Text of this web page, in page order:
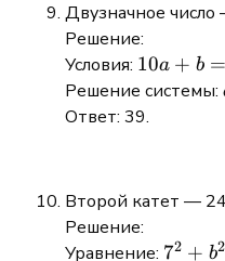
Двузначное число
Решение:
Условия: 10a
+
b
b)
+ 3
10a + b =
Решение системы:
Ответ: 39.
Второй катет —
Решение:
Уравнение: 7^{2}
72 + b2